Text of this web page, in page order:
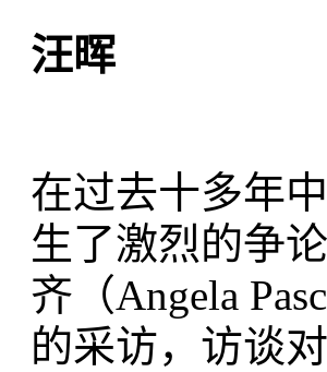
汪晖
在过去十多年
生了激烈的争
齐（Angela
的采访，访谈